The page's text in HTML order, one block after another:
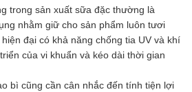
trong sản xuất sữa đặc thường là
nhằm giữ cho sản phẩm luôn tươi
đại có khả năng chống tia UV và khí
của vi khuẩn và kéo dài thời gian
bì cũng cần cân nhắc đến tính tiện lợi